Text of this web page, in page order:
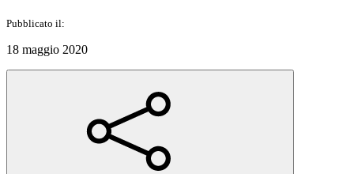
Pubblicato il:
18 maggio 2020